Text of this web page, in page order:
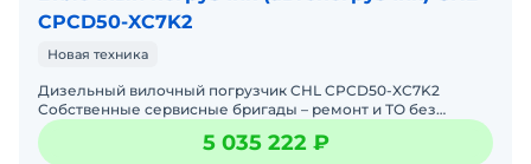
CPCD50-XC7K2
Новая техника
Дизельный вилочный погрузчик CHL CPCD50-XC7K2
Собственные сервисные бригады – ремонт и ТО без
простоев. Гарантия 12 месяцев + постгарантийное
обслуживание.
5 035 222 ₽